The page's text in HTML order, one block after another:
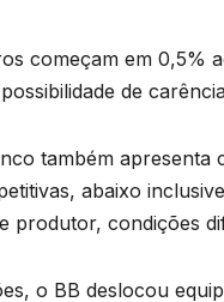
começam em 0,5%
de
também
abaixo
produtor, condições
o BB deslocou